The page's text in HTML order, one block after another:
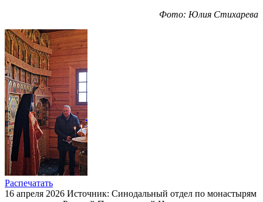
Фото: Юлия Стихарева
Распечатать
16 апреля 2026 Источник: Синодальный отдел по монастырям